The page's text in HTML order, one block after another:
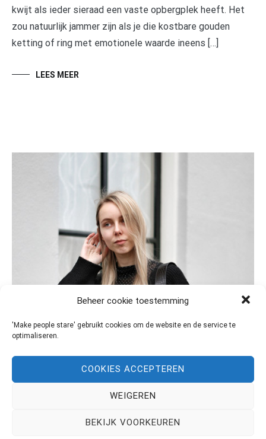
Beheer cookie toestemming
'Make people stare' gebruikt cookies om de website en de service te
optimaliseren.
COOKIES ACCEPTEREN
WEIGEREN
BEKIJK VOORKEUREN
kwijt als ieder sieraad een vaste opbergplek heeft. Het
zou natuurlijk jammer zijn als je die kostbare gouden
ketting of ring met emotionele waarde ineens […]
LEES MEER